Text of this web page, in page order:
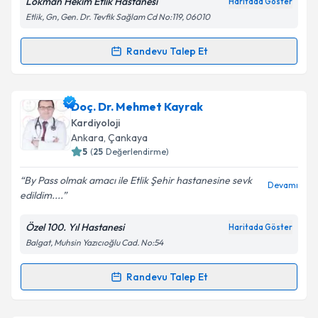
Kişisel verilerimin işlenmesine ilişkin
Metni'ni okudum ve kişisel verilerimin belirtilen
kapsamda işlenmesini kabul ediyorum.
Etlik, Gn, Gen. Dr. Tevfik Sağlam Cd No:119, 06010
Randevu Talep Et
Randevu Takvimi Talebi
Uzm. Dr. Salih Orçaniçin randevu takvimi talebi
oluşturun. Size bu uzmandan randevu almanız için bir
takvim hazırlandığında e-posta ile bilgilendireceğiz.
Kişisel verilerimin işlenmesine ilişkin
Aydınlatma
Metni'ni okudum ve kişisel verilerimin belirtilen
kapsamda işlenmesini kabul ediyorum.
Doç. Dr. Mehmet Kayrak
Kardiyoloji
Ankara, Çankaya
5 (25 Değerlendirme)
By Pass olmak amacı ile Etlik Şehir hastanesine sevk
edildim....
Devamı
Özel 100. Yıl Hastanesi Haritada Göster
Balgat, Muhsin Yazıcıoğlu Cad. No:54
Randevu Talep Et
Randevu Takvimi Talebi